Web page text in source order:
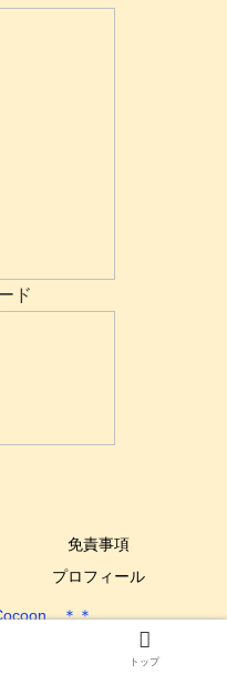
ド
免責事項
プロフィール
＊＊
DIY All Rights Reserved.
トップ